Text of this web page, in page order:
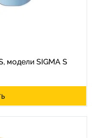
модели SIGMA S